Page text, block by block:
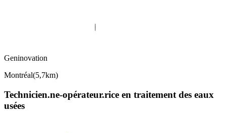
Geninovation
Montréal(5,7km)
Technicien.ne-opérateur.rice en traitement des eaux
usées